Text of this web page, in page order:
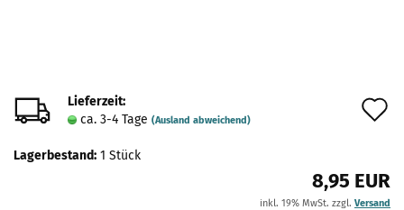
Lieferzeit:
ca. 3-4 Tage (Ausland abweichend)
Lagerbestand: 1 Stück
8,95 EUR
inkl. 19% MwSt. zzgl. Versand